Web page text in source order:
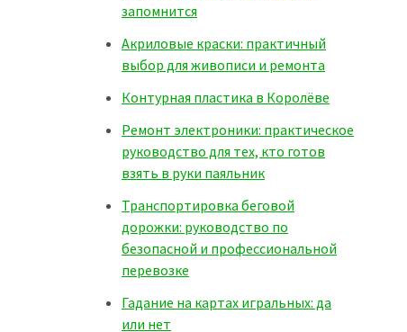
запомнится
Акриловые краски: практичный
выбор для живописи и ремонта
Контурная пластика в Королёве
Ремонт электроники: практическое
руководство для тех, кто готов
взять в руки паяльник
Транспортировка беговой
дорожки: руководство по
безопасной и профессиональной
перевозке
Гадание на картах игральных: да
или нет